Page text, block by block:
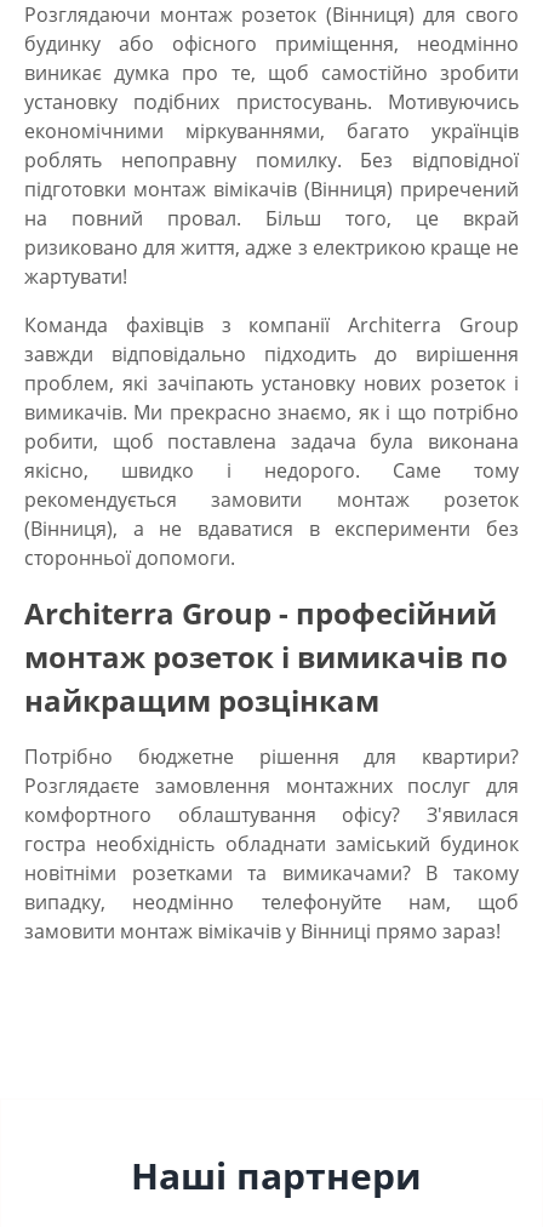
Розглядаючи монтаж розеток (Вінниця)для свого
будинку або офісного приміщення, неодмінно
виникає думка про те, щоб самостійно зробити
установку подібних пристосувань. Мотивуючись
економічними міркуваннями, багато українців
роблять непоправну помилку. Без відповідної
підготовки монтаж вімікачів (Вінниця) приречений
на повний провал. Більш того, це вкрай
ризиковано для життя, адже з електрикою краще не
жартувати!
Команда фахівців з компанії Architerra Group
завжди відповідально підходить до вирішення
проблем, які зачіпають установку нових розеток і
вимикачів. Ми прекрасно знаємо, як і що потрібно
робити, щоб поставлена задача була виконана
якісно, швидко і недорого. Саме тому
рекомендуєтьсязамовити монтаж розеток
(Вінниця), а не вдаватися в експерименти без
сторонньої допомоги.
Architerra Group - професійний
монтаж розеток і вимикачів по
найкращим розцінкам
Потрібно бюджетне рішення для квартири?
Розглядаєте замовлення монтажних послуг для
комфортного облаштування офісу? З'явилася
гостра необхідність обладнати заміський будинок
новітніми розетками та вимикачами? В такому
випадку, неодмінно телефонуйте нам, щоб
замовити монтаж вімікачів у Вінниці прямо зараз!
Наші партнери